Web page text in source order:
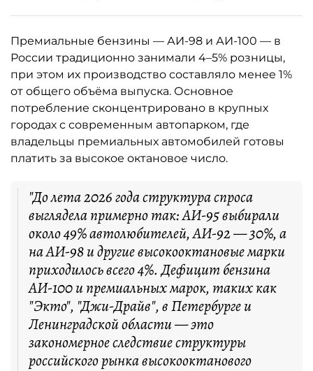
Премиальные бензины — АИ-98 и АИ-100 — в
России традиционно занимали 4–5% розницы,
при этом их производство составляло менее 1%
от общего объёма выпуска. Основное
потребление сконцентрировано в крупных
городах с современным автопарком, где
владельцы премиальных автомобилей готовы
платить за высокое октановое число.
"До лета 2026 года структура спроса
выглядела примерно так: АИ-95 выбирали
около 49% автолюбителей, АИ-92 — 30%, а
на АИ-98 и другие высокооктановые марки
приходилось всего 4%. Дефицит бензина
АИ-100 и премиальных марок, таких как
"Экто", "Джи-Драйв", в Петербурге и
Ленинградской области — это
закономерное следствие структуры
российского рынка высокооктанового